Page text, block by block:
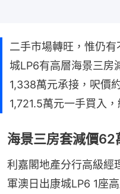
二手市場轉旺，惟仍
城LP6有高層海景三房
1,338萬元承接，呎價
1,721.5萬元一手買入
海景三房套減價
利嘉閣地產分行高級經
軍澳日出康城LP6 1座